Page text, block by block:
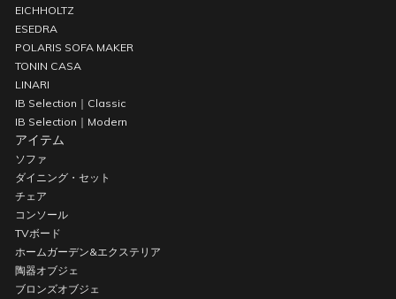
EICHHOLTZ
ESEDRA
POLARIS SOFA MAKER
TONIN CASA
LINARI
IB Selection｜Classic
IB Selection｜Modern
アイテム
ソファ
ダイニング・セット
チェア
コンソール
TVボード
ホームガーデン&エクステリア
陶器オブジェ
ブロンズオブジェ